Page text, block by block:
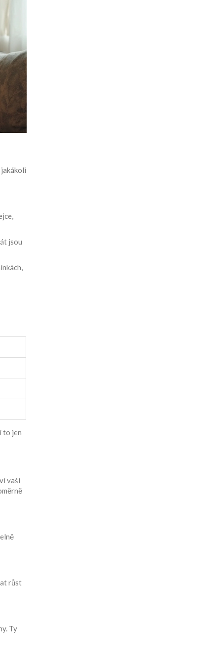
jsou
to jen
vaší
růst
Ty